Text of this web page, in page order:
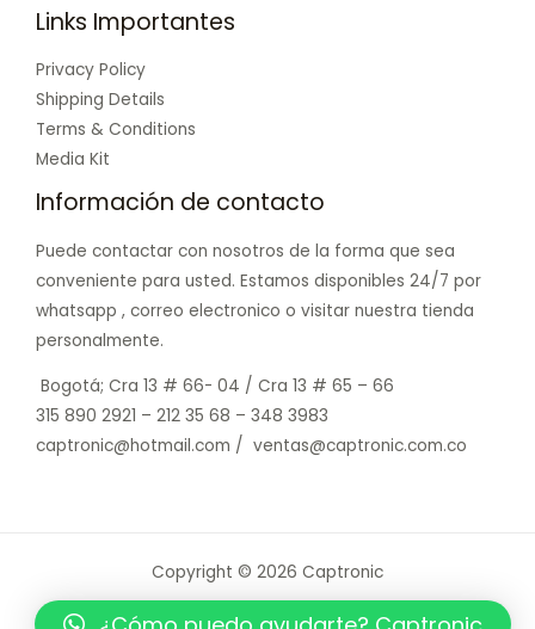
Links Importantes
Privacy Policy
Shipping Details
Terms & Conditions
Media Kit
Información de contacto
Puede contactar con nosotros de la forma que sea
conveniente para usted. Estamos disponibles 24/7 por
whatsapp , correo electronico o visitar nuestra tienda
personalmente.
Bogotá; Cra 13 # 66- 04 / Cra 13 # 65 – 66
315 890 2921 – 212 35 68 – 348 3983
captronic@hotmail.com / ventas@captronic.com.co
Copyright © 2026 Captronic
Powered by Captronic